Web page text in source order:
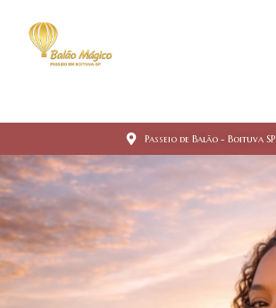
Passeio de Balão - Boituva SP